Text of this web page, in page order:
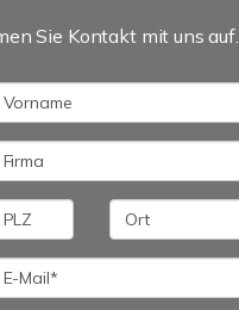
Sie Kontakt mit uns auf.